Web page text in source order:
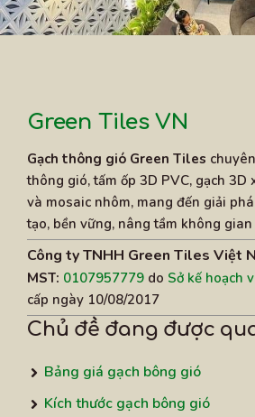
Độ bền
Cao,
Giá cả tham khảo
Hiện nay, gạch thông gió
tương đối phù hợp với ngân
dùng. Dưới đây là một số mức
Nhà sản xuất
Công ty A
Công ty B
Green Tiles VN
Gạch thông gió Green Tiles
thông gió, tấm ốp 3D PVC, gạch 3D
và mosaic nhôm, mang đến giải
tạo, bền vững, nâng tầm không
Công ty TNHH Green Tiles Việt
MST: 0107957779 do Sở kế hoạch
cấp ngày 10/08/2017
Chủ đề đang được
Bảng giá gạch bông gió
Kích thước gạch bông gió